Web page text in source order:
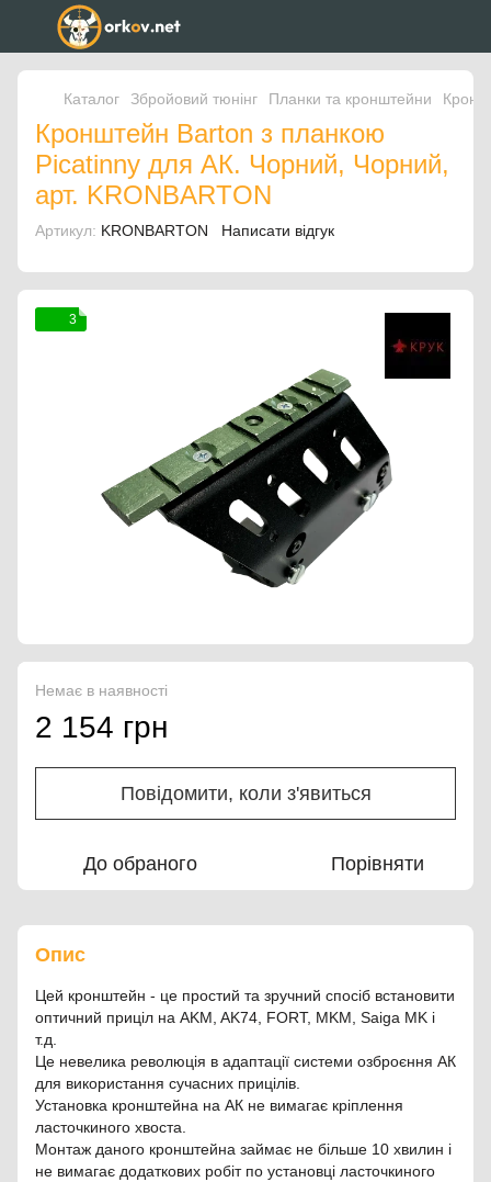
Каталог Збройовий тюнінг Планки та кронштейни
Кронштейн Barton з планкою
Picatinny для АК. Чорний, Чорний,
арт. KRONBARTON
Артикул: KRONBARTON Написати відгук
3
Немає в наявності
2 154 грн
Повідомити, коли з'явиться
До обраного Порівняти
Опис
Цей кронштейн - це простий та зручний спосіб встановити
оптичний приціл на AKM, AK74, FORT, MKM, Saiga MK і
т.д.
Це невелика революція в адаптації системи озброєння АК
для використання сучасних прицілів.
Установка кронштейна на АК не вимагає кріплення
ласточкиного хвоста.
Монтаж даного кронштейна займає не більше 10 хвилин і
не вимагає додаткових робіт по установці ласточкиного